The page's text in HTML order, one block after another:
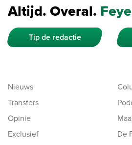
Altijd. Overal.
Tip de redactie
Nieuws
Transfers
Opinie
Exclusief
De